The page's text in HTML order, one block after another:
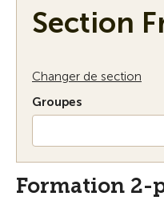
Section
Changer de section
Groupes
Formation 2-